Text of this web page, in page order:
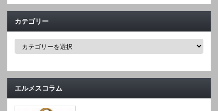
カテゴリー
ー
エルメスコラム